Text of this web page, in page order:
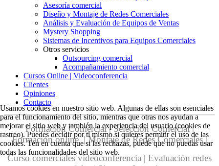
Asesoría comercial
Diseño y Montaje de Redes Comerciales
Análisis y Evaluación de Equipos de Ventas
Mystery Shopping
Sistemas de Incentivos para Equipos Comerciales
Otros servicios
Outsourcing comercial
Acompañamiento comercial
Cursos Online | Videoconferencia
Clientes
Opiniones
Contacto
Formación Comercial | Selección Comercial |
Formación online | Montaje de Redes Comerciales |
Curso comerciales videoconferencia | Evaluación redes
Usamos cookies en nuestro sitio web. Algunas de ellas son esenciales
para el funcionamiento del sitio, mientras que otras nos ayudan a
mejorar el sitio web y también la experiencia del usuario (cookies de
rastreo). Puedes decidir por ti mismo si quieres permitir el uso de las
cookies. Ten en cuenta que si las rechazas, puede que no puedas usar
todas las funcionalidades del sitio web.